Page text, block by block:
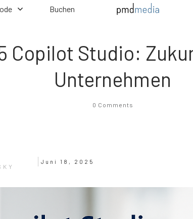
Buchen
Copilot Studio:
Unternehmen
0 Comments
Juni 18, 2025